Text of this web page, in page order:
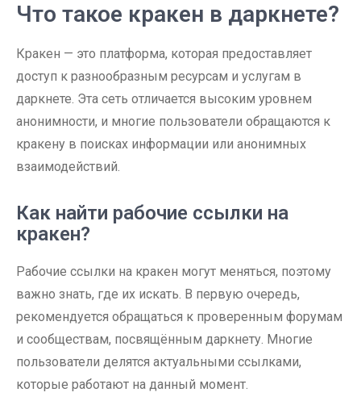
Что такое кракен в даркнете?
Кракен — это платформа, которая предоставляет
доступ к разнообразным ресурсам и услугам в
даркнете. Эта сеть отличается высоким уровнем
анонимности, и многие пользователи обращаются к
кракену в поисках информации или анонимных
взаимодействий.
Как найти рабочие ссылки на
кракен?
Рабочие ссылки на кракен могут меняться, поэтому
важно знать, где их искать. В первую очередь,
рекомендуется обращаться к проверенным форумам
и сообществам, посвящённым даркнету. Многие
пользователи делятся актуальными ссылками,
которые работают на данный момент.